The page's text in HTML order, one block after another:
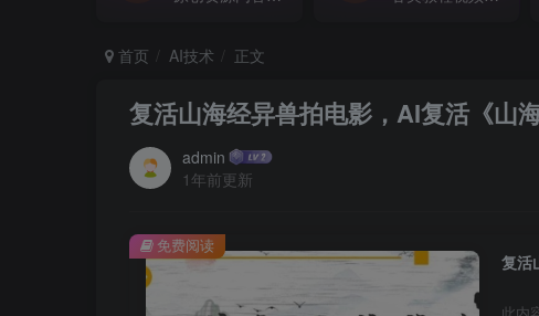
首页 AI技术 正文
复活山海经异兽拍电影，AI复活《山
admin
1年前更新
免费阅读